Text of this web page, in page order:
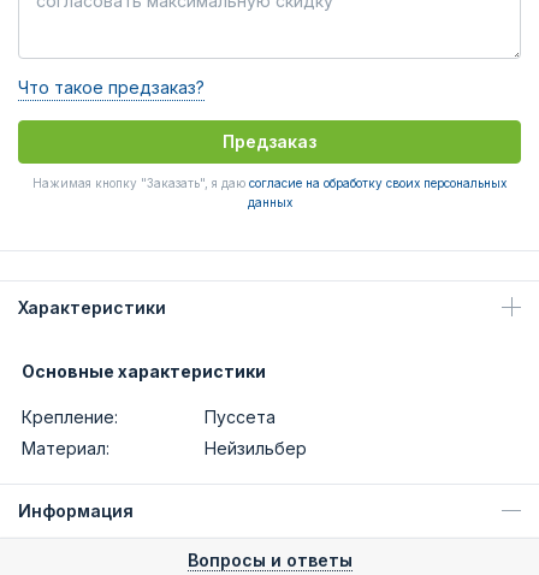
Что такое предзаказ?
Предзаказ
Нажимая кнопку "Заказать", я даю согласие на обработку своих персональных
данных
Характеристики
Основные характеристики
Крепление:
Пуссета
Материал:
Нейзильбер
Информация
Вопросы и ответы